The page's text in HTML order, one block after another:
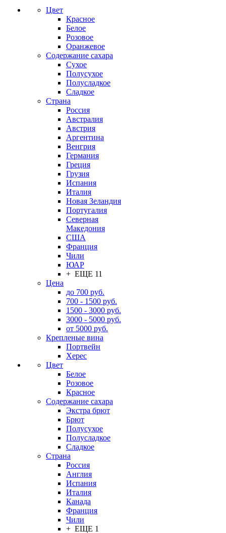
Цвет
Красное
Белое
Розовое
Оранжевое
Содержание сахара
Сухое
Полусухое
Полусладкое
Сладкое
Страна
Россия
Австралия
Австрия
Аргентина
Венгрия
Германия
Греция
Грузия
Испания
Италия
Новая Зеландия
Португалия
Северная
Македония
США
Франция
Чили
ЮАР
+ ЕЩЕ 11
Цена
до 700 руб.
700 - 1500 руб.
1500 - 3000 руб.
3000 - 5000 руб.
от 5000 руб.
Крепленые вина
Портвейн
Херес
Цвет
Белое
Розовое
Красное
Содержание сахара
Экстра брют
Брют
Полусухое
Полусладкое
Сладкое
Страна
Россия
Англия
Испания
Италия
Канада
Франция
Чили
+ ЕЩЕ 1